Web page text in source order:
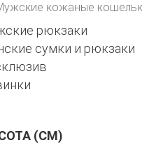
кожаные
рюкзаки
сумки и рюкзаки
(СМ)